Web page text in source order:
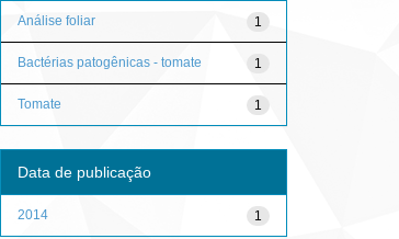
1
Análise foliar
1
Bactérias patogênicas - tomate
1
Tomate
Data de publicação
1
2014